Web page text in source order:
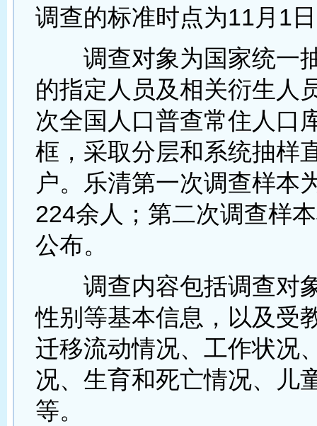
调查的标准时点为11月1
调查对象为国家统一
的指定人员及相关衍生人
次全国人口普查常住人口
框，采取分层和系统抽样
户。乐清第一次调查样本
224余人；第二次调查样
公布。
调查内容包括调查对
性别等基本信息，以及受
迁移流动情况、工作状况
况、生育和死亡情况、儿
等。